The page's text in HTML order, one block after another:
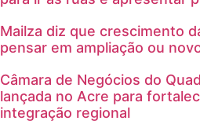
Mailza diz que crescimento
pensar em ampliação ou
Câmara de Negócios do
lançada no Acre para
integração regional